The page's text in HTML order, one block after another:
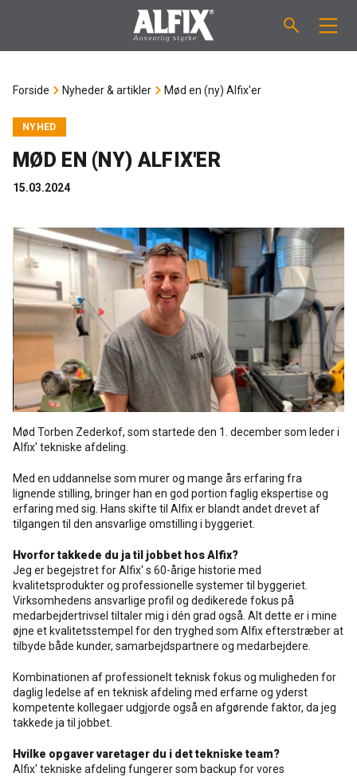
Støbemasse ”Mix”
Spartelmasse ”Mix”
Fliseklæber "Fix"
Primere / Bindere
Fugemasse
Rense- og plejemidler
Facadepuds og maling
Trinlydsdæmpning
Downloads
VEJLEDNINGER
FORBRUGSBEREGNER
Om Alfix
Ansvarlighed
Forhandlere
Referencer
Downloads
Kontakt
Pro Club
NYHEDER & ARTIKLER
DK
NO
SE
EN
Forside Nyheder & artikler Mød en (ny) Alfix'er
NYHED
MØD EN (NY) ALFIX'ER
15.03.2024
Mød Torben Zederkof, som startede den 1. december som leder i
Alfix' tekniske afdeling.
Med en uddannelse som murer og mange års erfaring fra
lignende stilling, bringer han en god portion faglig ekspertise og
erfaring med sig. Hans skifte til Alfix er blandt andet drevet af
tilgangen til den ansvarlige omstilling i byggeriet.
Hvorfor takkede du ja til jobbet hos Alfix?
Jeg er begejstret for Alfix' s 60-årige historie med
kvalitetsprodukter og professionelle systemer til byggeriet.
Virksomhedens ansvarlige profil og dedikerede fokus på
medarbejdertrivsel tiltaler mig i dén grad også. Alt dette er i mine
øjne et kvalitetsstempel for den tryghed som Alfix efterstræber at
tilbyde både kunder, samarbejdspartnere og medarbejdere.
Kombinationen af professionelt teknisk fokus og muligheden for
daglig ledelse af en teknisk afdeling med erfarne og yderst
kompetente kollegaer udgjorde også en afgørende faktor, da jeg
takkede ja til jobbet.
Hvilke opgaver varetager du i det tekniske team?
Alfix' tekniske afdeling fungerer som backup for vores